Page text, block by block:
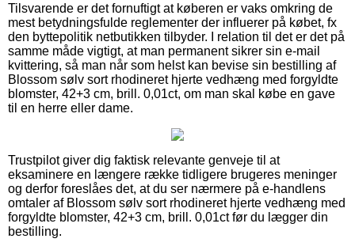
Tilsvarende er det fornuftigt at køberen er vaks omkring de
mest betydningsfulde reglementer der influerer på købet, fx
den byttepolitik netbutikken tilbyder. I relation til det er det på
samme måde vigtigt, at man permanent sikrer sin e-mail
kvittering, så man når som helst kan bevise sin bestilling af
Blossom sølv sort rhodineret hjerte vedhæng med forgyldte
blomster, 42+3 cm, brill. 0,01ct, om man skal købe en gave
til en herre eller dame.
Trustpilot giver dig faktisk relevante genveje til at
eksaminere en længere række tidligere brugeres meninger
og derfor foreslåes det, at du ser nærmere på e-handlens
omtaler af Blossom sølv sort rhodineret hjerte vedhæng med
forgyldte blomster, 42+3 cm, brill. 0,01ct før du lægger din
bestilling.